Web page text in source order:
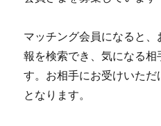
マッチング会員になると
報を検索でき、気になる相
す。お相手にお受けいた
となります。